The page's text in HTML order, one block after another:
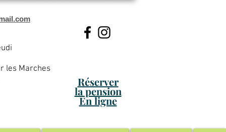
les Marches
Réserver
la pension
En ligne